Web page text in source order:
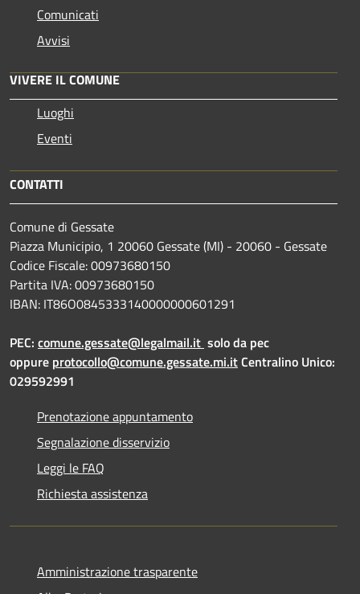
Comunicati
Avvisi
VIVERE IL COMUNE
Luoghi
Eventi
CONTATTI
Comune di Gessate
Piazza Municipio, 1 20060 Gessate (MI) - 20060 - Gessate
Codice Fiscale: 00973680150
Partita IVA: 00973680150
IBAN: IT86O0845333140000000601291
PEC: comune.gessate@legalmail.it solo da pec
oppure protocollo@comune.gessate.mi.itCentralino Unico:
029592991
Prenotazione appuntamento
Segnalazione disservizio
Leggi le FAQ
Richiesta assistenza
Amministrazione trasparente